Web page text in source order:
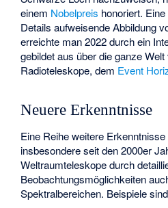
einem Nobelpreis honoriert.
Details aufweisende Abbildung
erreichte man 2022 durch ein
gebildet aus über die ganze Welt
Radioteleskope, dem Event
Neuere Erkenntnisse
Eine Reihe weitere
insbesondere seit den 2000er
Weltraumteleskope durch
Beobachtungsmöglichkeiten
Spektralbereichen. Beispiele